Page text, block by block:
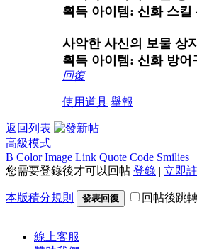
획득 아이템: 신화 스킬
사악한 사신의 보물 상
획득 아이템: 신화 방어
回復
使用道具 舉報
返回列表
高級模式
B Color Image Link Quote Code Smilies
您需要登錄後才可以回帖 登錄 | 立即
本版積分規則 發表回復 回帖後跳
線上客服